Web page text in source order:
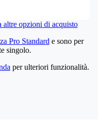
altre opzioni di acquisto
Pro Standard e sono per
singolo.
per ulteriori funzionalità.